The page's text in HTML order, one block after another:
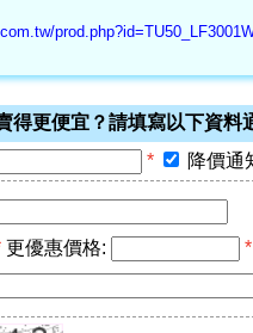
得更便宜？請填寫以下資料
* 降價通
更優惠價格:
*